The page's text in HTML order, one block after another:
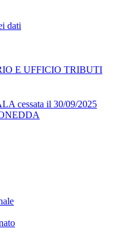
dati
E UFFICIO TRIBUTI
cessata il 30/09/2025